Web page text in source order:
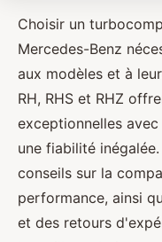
Choisir un
Mercedes-Benz
aux modèles et à
RH, RHS et RHZ
exceptionnelles
une fiabilité
conseils sur la
performance, ainsi
et des retours